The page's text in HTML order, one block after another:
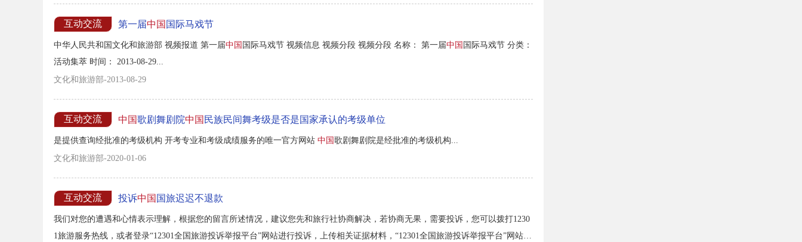
互动交流 第一届中国 国际马戏节
中华人民共和国文化和旅游部 视频报道 第一届中国 国际马戏节 视频信息 视频分段 视频分段 名称： 第一届中国 国际马戏节 分类：
活动集萃 时间： 2013-08-29...
文化和旅游部-2013-08-29
互动交流 中国歌剧舞剧院中国 民族民间舞考级是否是国家承认的考级单位
是提供查询经批准的考级机构 开考专业和考级成绩服务的唯一官方网站 中国 歌剧舞剧院是经批准的考级机构...
文化和旅游部-2020-01-06
互动交流 投诉中国 国旅迟迟不退款
我们对您的遭遇和心情表示理解，根据您的留言所述情况，建议您先和旅行社协商解决，若协商无果，需要投诉，您可以拨打1230
1旅游服务热线，或者登录“12301全国旅游投诉举报平台”网站进行投诉，上传相关证据材料，“12301全国旅游投诉举报平台”网站地